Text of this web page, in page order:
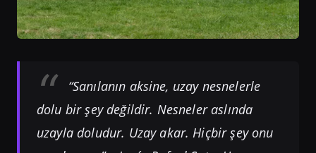
“Sanılanın aksine, uzay nesnelerle
dolu bir şey değildir. Nesneler aslında
uzayla doludur. Uzay akar. Hiçbir şey onu